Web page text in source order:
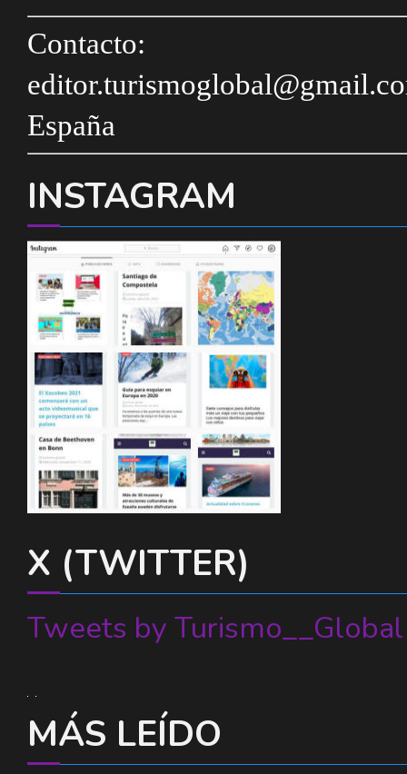
Contacto:
España
INSTAGRAM
X (TWITTER)
Tweets by Turismo__Global
MÁS LEÍDO